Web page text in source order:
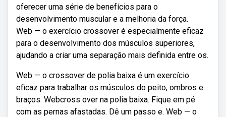
oferecer uma série de benefícios para o
desenvolvimento muscular e a melhoria da força.
Web — o exercício crossover é especialmente eficaz
para o desenvolvimento dos músculos superiores,
ajudando a criar uma separação mais definida entre os.
Web — o crossover de polia baixa é um exercício
eficaz para trabalhar os músculos do peito, ombros e
braços. Webcross over na polia baixa. Fique em pé
com as pernas afastadas. Dê um passo e. Web — o